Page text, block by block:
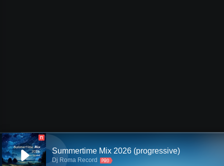
П
Summertime Mix 2026 (progressive)
Dj Roma Record